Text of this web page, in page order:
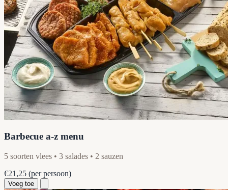
Barbecue a-z menu
5 soorten vlees • 3 salades • 2 sauzen
€21,25 (per persoon)
Voeg toe